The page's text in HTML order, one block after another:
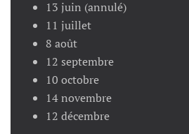
13 juin (annulé)
11 juillet
8 août
12 septembre
10 octobre
14 novembre
12 décembre